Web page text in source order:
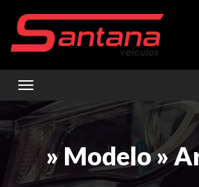
Toggle navigation
» Modelo »